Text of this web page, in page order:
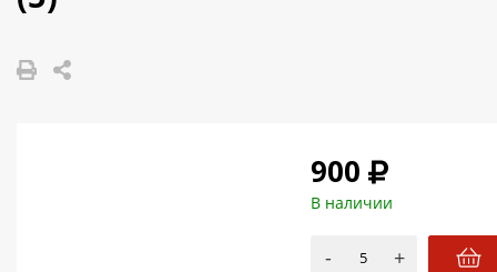
О магазине
Как купить
900
В наличии
- +